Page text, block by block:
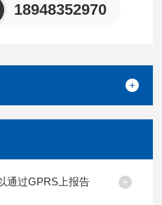
18948352970
通过GPRS上报告